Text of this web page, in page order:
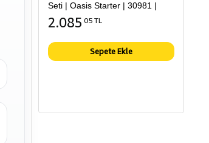
Seti | Oasis Starter | 30981 |
2.085 05 TL
Sepete Ekle